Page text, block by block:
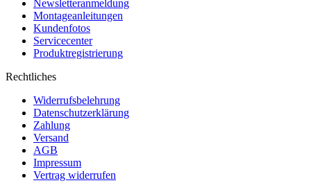
Newsletteranmeldung
Montageanleitungen
Kundenfotos
Servicecenter
Produktregistrierung
Rechtliches
Widerrufsbelehrung
Datenschutzerklärung
Zahlung
Versand
AGB
Impressum
Vertrag widerrufen